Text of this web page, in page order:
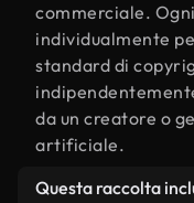
commerciale.
individualmente
standard di
da un creatore o
artificiale.
Questa raccolta